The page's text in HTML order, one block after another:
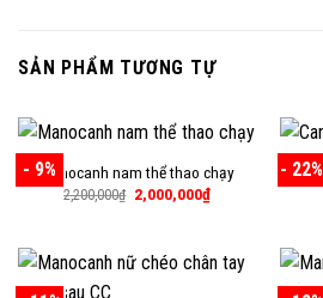
SẢN PHẨM TƯƠNG TỰ
- 9%Manocanh nam thể thao chạy
2,200,000₫ Giá
gốc
2,000,000₫Giá
hiện
2,000,000₫.
- 22%